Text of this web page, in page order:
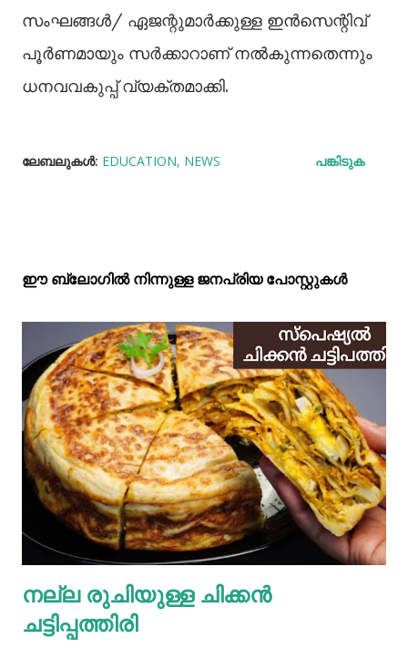
സംഘങ്ങള്‍/ ഏജന്റുമാര്‍ക്കുള്ള ഇന്‍സെന്റിവ്
പൂര്‍ണമായും സര്‍ക്കാറാണ് നല്‍കുന്നതെന്നും
ധനവവകുപ്പ് വ്യക്തമാക്കി.
ലേബലുകള്‍: EDUCATION NEWS പങ്കിടുക
ഈ ബ്ലോഗിൽ നിന്നുള്ള ജനപ്രിയ പോസ്റ്റുകള്‍‌
നല്ല രുചിയുള്ള ചിക്കൻ
ചട്ടിപ്പത്തിരി